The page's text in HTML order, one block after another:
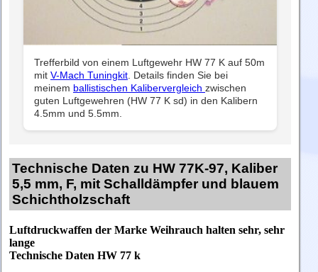
Trefferbild von einem Luftgewehr HW 77 K auf 50m
mit V-Mach Tuningkit. Details finden Sie bei
meinem ballistischen Kalibervergleich zwischen
guten Luftgewehren (HW 77 K sd) in den Kalibern
4.5mm und 5.5mm.
Technische Daten zu HW 77K-97, Kaliber
5,5 mm, F, mit Schalldämpfer und blauem
Schichtholzschaft
Luftdruckwaffen der Marke Weihrauch halten sehr, sehr
lange
Technische Daten HW 77 k